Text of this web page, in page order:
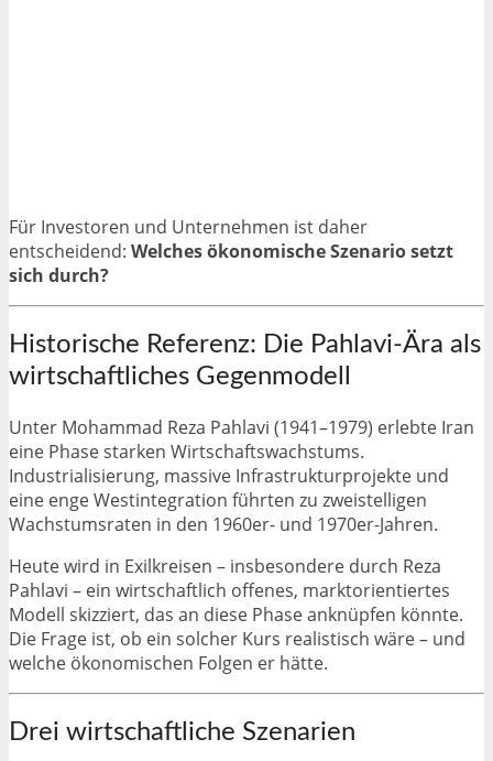
Für Investoren und Unternehmen ist daher
entscheidend: Welches ökonomische Szenario setzt
sich durch?
Historische Referenz: Die Pahlavi-Ära als
wirtschaftliches Gegenmodell
Unter Mohammad Reza Pahlavi (1941–1979) erlebte Iran
eine Phase starken Wirtschaftswachstums.
Industrialisierung, massive Infrastrukturprojekte und
eine enge Westintegration führten zu zweistelligen
Wachstumsraten in den 1960er- und 1970er-Jahren.
Heute wird in Exilkreisen – insbesondere durch Reza
Pahlavi – ein wirtschaftlich offenes, marktorientiertes
Modell skizziert, das an diese Phase anknüpfen könnte.
Die Frage ist, ob ein solcher Kurs realistisch wäre – und
welche ökonomischen Folgen er hätte.
Drei wirtschaftliche Szenarien